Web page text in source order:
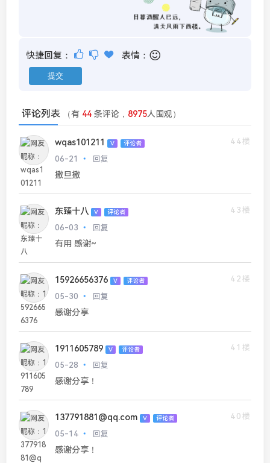
快捷回复： 表情：
评论列表 （有 44 条评论， 8975人围观）
wqas101211 V 评论者
44楼
06-21
回复
撒旦撒
东臻十八 V 评论者
43楼
06-03
回复
有用 感谢~
15926656376 V 评论者
42楼
05-30
回复
感谢分享
1911605789 V 评论者
41楼
05-28
回复
感谢分享！
137791881@qq.com V 评论者
40楼
05-14
回复
感谢分享！